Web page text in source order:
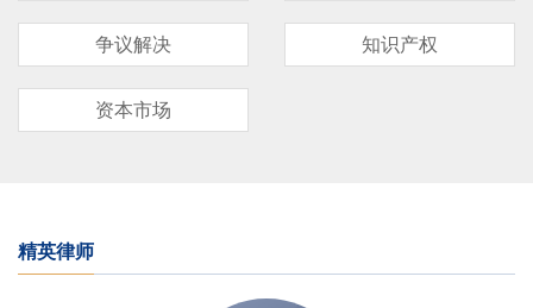
争议解决 知识产权
资本市场
精英律师